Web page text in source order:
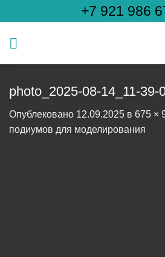
to
content
+7 921 986
photo_2025-08-14_11-39-
Опублековано 12.09.2025 в 675 ×
подиумов для моделирования